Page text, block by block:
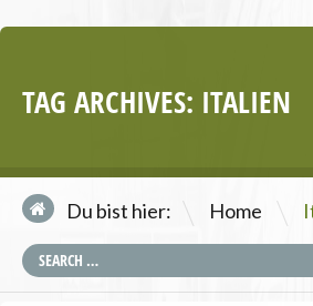
TAG ARCHIVES: ITALIEN
Du bist hier: Home \